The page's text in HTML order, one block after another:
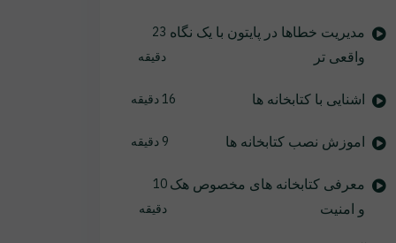
مدیریت خطاها در پایتون با یک نگاه
واقعی تر
23
دقیقه
اشنایی با کتابخانه ها 16 دقیقه
اموزش نصب کتابخانه ها 9 دقیقه
معرفی کتابخانه های مخصوص هک
و امنیت
10
دقیقه